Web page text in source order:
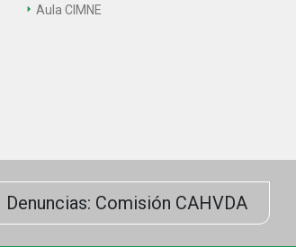
Aula CIMNE
Denuncias: Comisión CAHVDA